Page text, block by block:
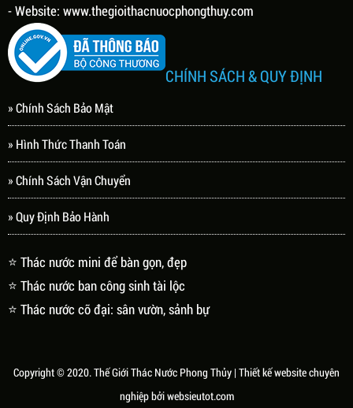
- Website: www.thegioithacnuocphongthuy.com
CHÍNH SÁCH & QUY ĐỊNH
» Chính Sách Bảo Mật
» Hình Thức Thanh Toán
» Chính Sách Vận Chuyển
» Quy Định Bảo Hành
⭐ Thác nước mini để bàn gọn, đẹp
⭐ Thác nước ban công sinh tài lộc
⭐ Thác nước cỡ đại: sân vườn, sảnh bự
Copyright © 2020.Thế Giới Thác Nước Phong Thủy | Thiết kế website chuyên
nghiệp bởiwebsieutot.com